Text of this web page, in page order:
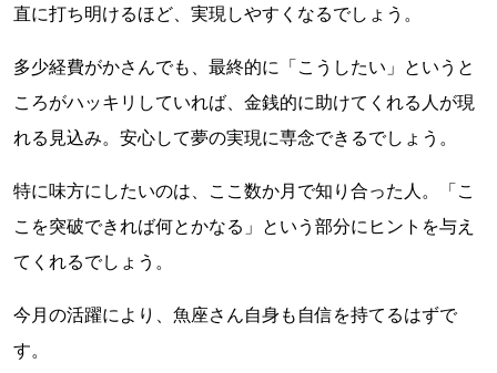
直に打ち明けるほど、実現しやすくなるでしょう。
多少経費がかさんでも、最終的に「こうしたい」というと
ころがハッキリしていれば、金銭的に助けてくれる人が現
れる見込み。安心して夢の実現に専念できるでしょう。
特に味方にしたいのは、ここ数か月で知り合った人。「こ
こを突破できれば何とかなる」という部分にヒントを与え
てくれるでしょう。
今月の活躍により、魚座さん自身も自信を持てるはずで
す。